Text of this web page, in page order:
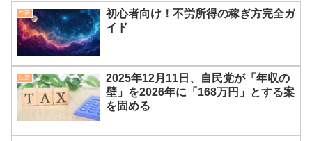
生活
初心者向け！不労所得の稼ぎ方完全ガ
イド
生活
2025年12月11日、自民党が「年収の
壁」を2026年に「168万円」とする案
を固める